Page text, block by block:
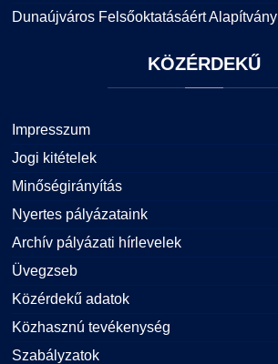
Dunaújváros Felsőoktatásáért Alapítvány
KÖZÉRDEKŰ
Impresszum
Jogi kitételek
Minőségirányítás
Nyertes pályázataink
Archív pályázati hírlevelek
Üvegzseb
Közérdekű adatok
Közhasznú tevékenység
Szabályzatok